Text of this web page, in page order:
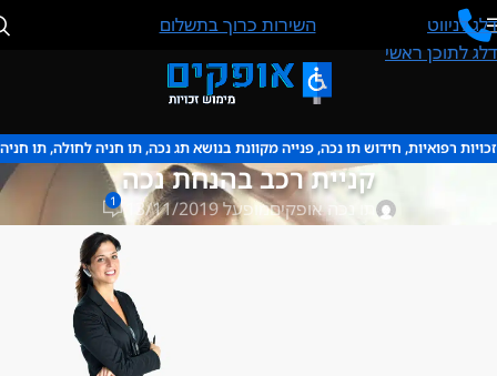
דלג לניווט
דלג לתוכן ראשי
השירות כרוך בתשלום
זכויות רפואיות, חידוש תו נכה,פנייה מקוונת בנושא תג נכה,תו חניה לחולה,תו חניה
לנכה,תו נכה,תו נכה מחיר
קניית רכב בהנחת נכה
תו נכה אופקיםמופעל 13/11/2019 1